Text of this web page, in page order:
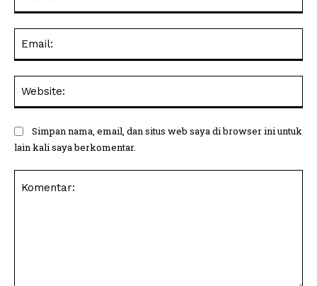
Simpan nama, email, dan situs web saya di browser ini untuk
lain kali saya berkomentar.